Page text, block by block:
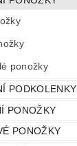
ponožky
PODKOLENKY
PONOŽKY
PONOŽKY